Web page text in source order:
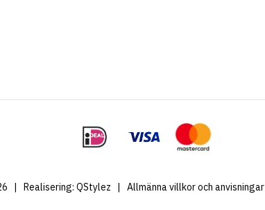
Realisering: QStylez Allmänna villkor och anvisningar